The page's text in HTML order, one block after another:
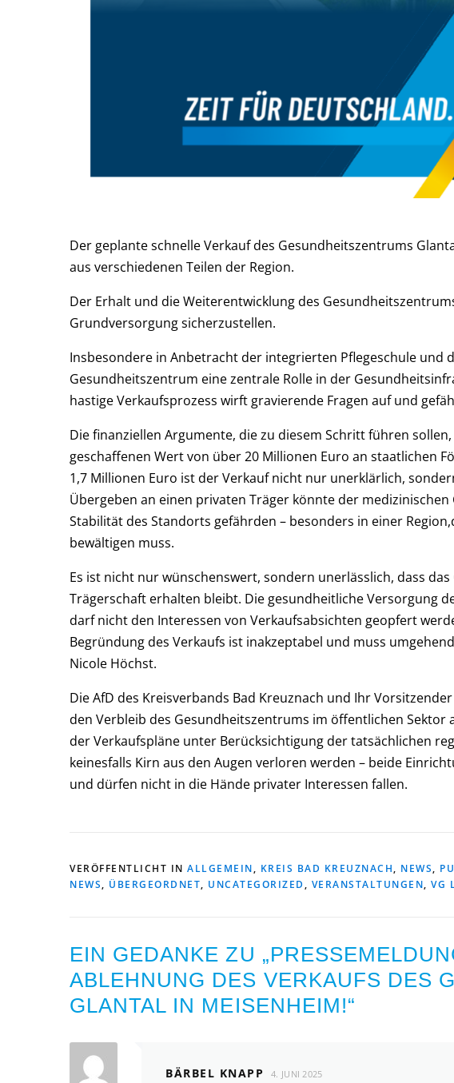
Der geplante schnelle Verkauf des Gesundheitszentrums
aus verschiedenen Teilen der Region.
Der Erhalt und die Weiterentwicklung des
Grundversorgung sicherzustellen.
Insbesondere in Anbetracht der integrierten Pflegeschule und
Gesundheitszentrum eine zentrale Rolle in der
hastige Verkaufsprozess wirft gravierende Fragen auf und
Die finanziellen Argumente, die zu diesem Schritt führen
geschaffenen Wert von über 20 Millionen Euro an staatlichen
1,7 Millionen Euro ist der Verkauf nicht nur unerklärlich,
Übergeben an einen privaten Träger könnte der
Stabilität des Standorts gefährden – besonders in einer
bewältigen muss.
Es ist nicht nur wünschenswert, sondern unerlässlich, dass
Trägerschaft erhalten bleibt. Die gesundheitliche Versorgung
darf nicht den Interessen von Verkaufsabsichten geopfert
Begründung des Verkaufs ist inakzeptabel und muss
Nicole Höchst.
Die AfD des Kreisverbands Bad Kreuznach und Ihr
den Verbleib des Gesundheitszentrums im öffentlichen
der Verkaufspläne unter Berücksichtigung der tatsächlichen
keinesfalls Kirn aus den Augen verloren werden – beide
und dürfen nicht in die Hände privater Interessen fallen.
VERÖFFENTLICHT IN ALLGEMEIN, KREIS BAD KREUZNACH, NEWS,
NEWS, ÜBERGEORDNET, UNCATEGORIZED, VERANSTALTUNGEN, VG
EIN GEDANKE ZU „
ABLEHNUNG DES VERKAUFS DES
GLANTAL IN MEISENHEIM!“
BÄRBEL KNAPP 4. JUNI 2025